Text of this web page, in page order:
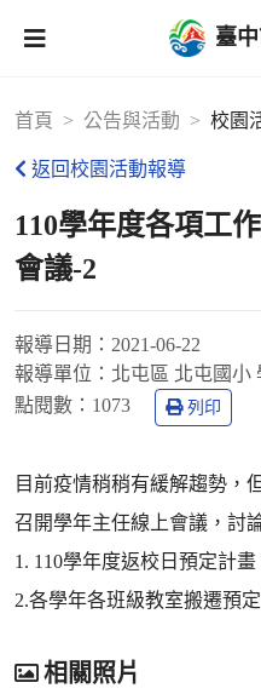
臺
首頁 公告與活動 校園
返回校園活動報導
110學年度各項工
會議-2
報導日期： 2021-06-22
報導單位： 北屯區 北屯國小
點閱數： 1073 列印
目前疫情稍稍有緩解趨勢，
召開學年主任線上會議，討
1. 110學年度返校日預定計畫
2.各學年各班級教室搬遷預
相關照片